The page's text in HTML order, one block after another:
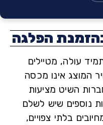
הפלגה
מטיילים
אינו מכסה
מציעות
שיש לשלם
צפויים,